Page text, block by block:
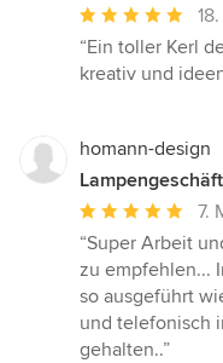
Bewertung:
5
Sternen
“Ein toller Kerl
kreativ und
homann-design
Bewertung:
5
von
5
Sternen
7.
“Super Arbeit
zu empfehlen...
so ausgeführt
und telefonisch
gehalten..”